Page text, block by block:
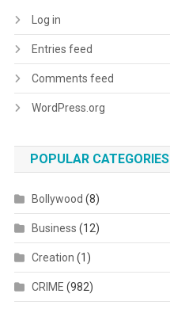
Log in
Entries feed
Comments feed
WordPress.org
POPULAR CATEGORIES
Bollywood (8)
Business (12)
Creation (1)
CRIME (982)